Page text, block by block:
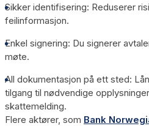
Sikker identifisering: Reduserer
feilinformasjon.
Enkel signering: Du signerer
møte.
All dokumentasjon på ett sted:
tilgang til nødvendige
skattemelding.
Flere aktører, som Bank